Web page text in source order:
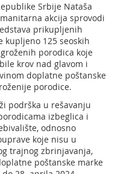
Srbije Nataša
akcija sprovodi
prikupljenih
kupljeno 125 seoskih
porodica koje
krov nad glavom i
doplatne poštanske
porodice.
podrška u rešavanju
izbeglica i
odnosno
koje nisu u
trajnog zbrinjavanja,
poštanske marke